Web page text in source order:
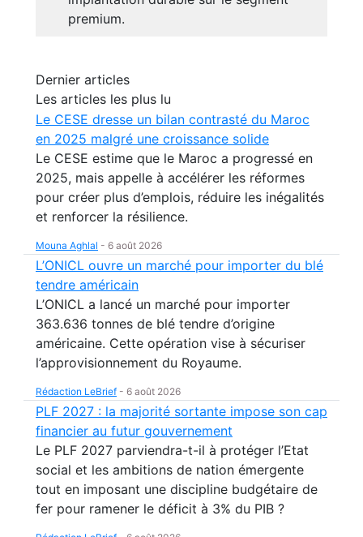
premium.
Dernier articles
Les articles les plus lu
Le CESE dresse un bilan contrasté du Maroc
en 2025 malgré une croissance solide
Le CESE estime que le Maroc a progressé en
2025, mais appelle à accélérer les réformes
pour créer plus d’emplois, réduire les inégalités
et renforcer la résilience.
Mouna Aghlal - 6 août 2026
L’ONICL ouvre un marché pour importer du blé
tendre américain
L’ONICL a lancé un marché pour importer
363.636 tonnes de blé tendre d’origine
américaine. Cette opération vise à sécuriser
l’approvisionnement du Royaume.
Rédaction LeBrief - 6 août 2026
PLF 2027 : la majorité sortante impose son cap
financier au futur gouvernement
Le PLF 2027 parviendra-t-il à protéger l’Etat
social et les ambitions de nation émergente
tout en imposant une discipline budgétaire de
fer pour ramener le déficit à 3% du PIB ?